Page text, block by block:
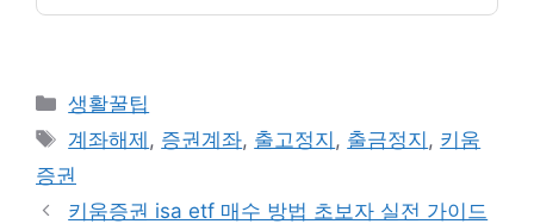
카
테
리
생활꿀팁
태
그
계좌해제 , 증권계좌, 출고정지 , 출금정지 , 키움
증권
키움증권 isa etf 매수 방법 초보자 실전 가이드